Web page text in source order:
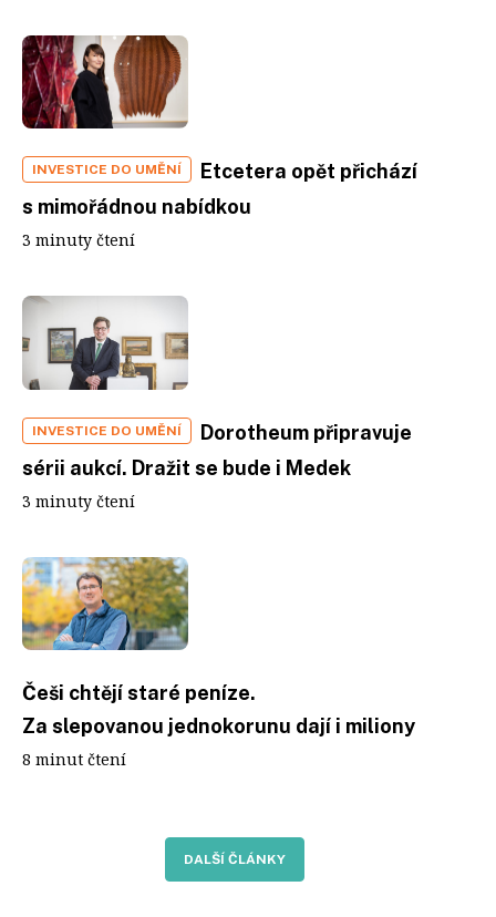
INVESTICE DO UMĚNÍ
Etcetera opět přichází
s mimořádnou nabídkou
3 minuty čtení
INVESTICE DO UMĚNÍ
Dorotheum připravuje
sérii aukcí. Dražit se bude i Medek
3 minuty čtení
Češi chtějí staré peníze.
Za slepovanou jednokorunu dají i miliony
8 minut čtení
DALŠÍ ČLÁNKY